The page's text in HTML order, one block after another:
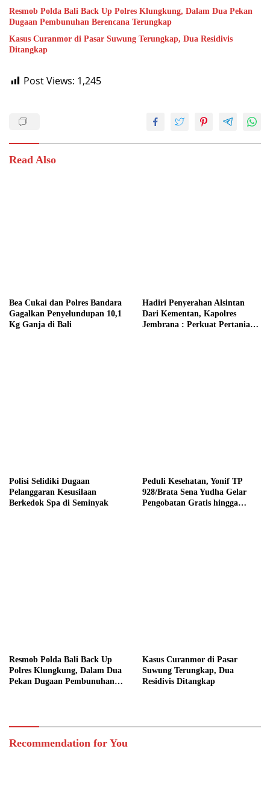
Resmob Polda Bali Back Up Polres Klungkung, Dalam Dua Pekan
Dugaan Pembunuhan Berencana Terungkap
Kasus Curanmor di Pasar Suwung Terungkap, Dua Residivis
Ditangkap
Post Views: 1,245
Read Also
Bea Cukai dan Polres Bandara
Gagalkan Penyelundupan 10,1
Kg Ganja di Bali
Hadiri Penyerahan Alsintan
Dari Kementan, Kapolres
Jembrana : Perkuat Pertanian
Polisi Selidiki Dugaan
Pelanggaran Kesusilaan
Berkedok Spa di Seminyak
Peduli Kesehatan, Yonif TP
928/Brata Sena Yudha Gelar
Pengobatan Gratis hingga
Resmob Polda Bali Back Up
Polres Klungkung, Dalam Dua
Pekan Dugaan Pembunuhan
Kasus Curanmor di Pasar
Suwung Terungkap, Dua
Residivis Ditangkap
Recommendation for You